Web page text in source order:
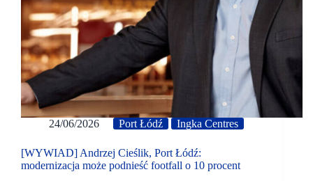
24/06/2026 Port Łódź Ingka Centres
[WYWIAD] Andrzej Cieślik, Port Łódź:
modernizacja może podnieść footfall o 10 procent